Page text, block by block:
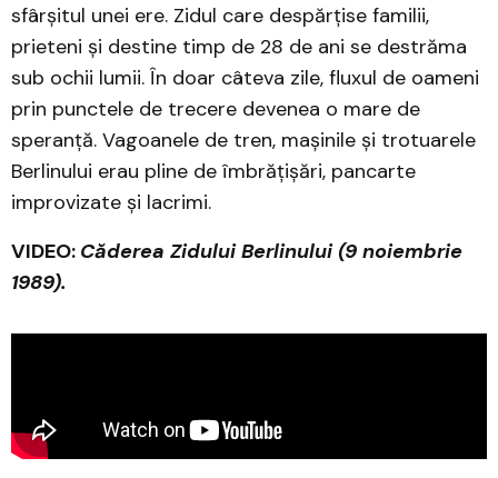
sfârșitul unei ere. Zidul care despărțise familii,
prieteni și destine timp de 28 de ani se destrăma
sub ochii lumii. În doar câteva zile, fluxul de oameni
prin punctele de trecere devenea o mare de
speranță. Vagoanele de tren, mașinile și trotuarele
Berlinului erau pline de îmbrățișări, pancarte
improvizate și lacrimi.
VIDEO: Căderea Zidului Berlinului (9 noiembrie
1989).